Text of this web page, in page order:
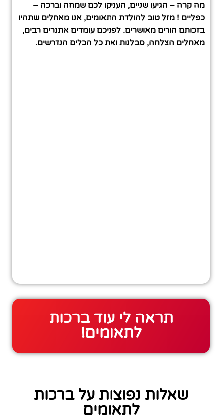
מה קרה – הגיעו שניים, העניקו לכם שמחה וברכה –
כפליים ! מזל טוב להולדת התאומים, אנו מאחלים שתהיו
בזכותם הורים מאושרים. לפניכם עומדים אתגרים רבים,
מאחלים הצלחה, סבלנות ואת כל הכלים הנדרשים.
תראה לי עוד ברכות
לתאומים!
שאלות נפוצות על ברכות
לתאומים